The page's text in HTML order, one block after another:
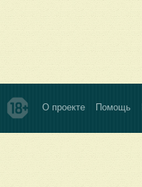
О проекте Помощь